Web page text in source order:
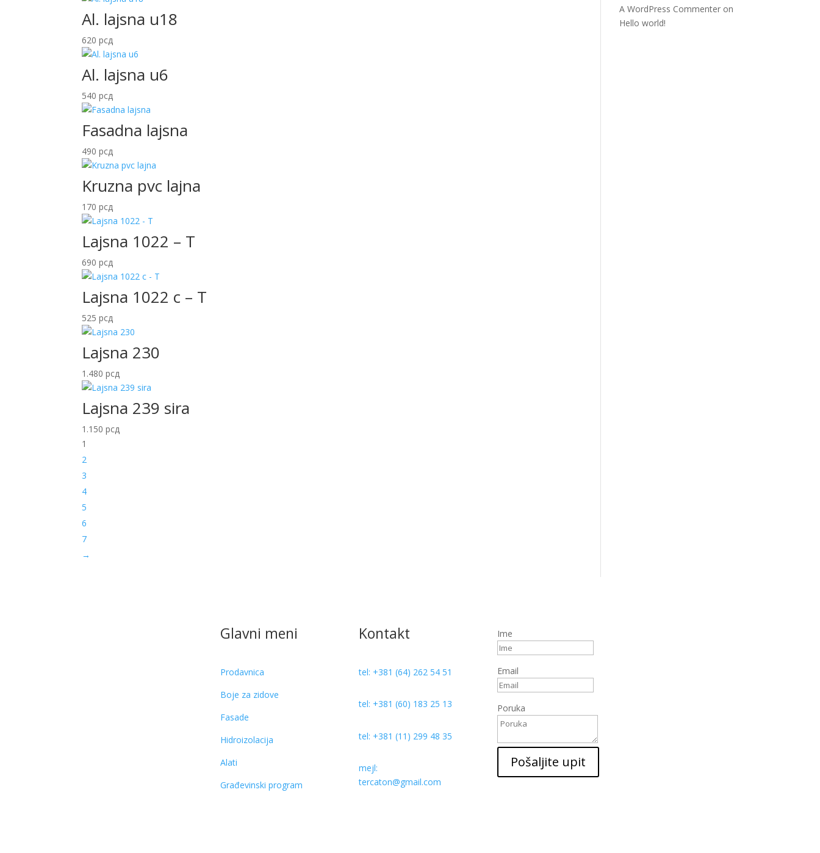
Al. lajsna u18
620рсд
Al. lajsna u6
540рсд
Fasadna lajsna
490рсд
Kruzna pvc lajna
170рсд
Lajsna 1022 – T
690рсд
Lajsna 1022 c – T
525рсд
Lajsna 230
1.480рсд
Lajsna 239 sira
1.150рсд
1
2
3
4
5
6
7
→
A WordPress Commenter on
Hello world!
Glavni meni
Prodavnica
Boje za zidove
Fasade
Hidroizolacija
Alati
Građevinski program
Kontakt
tel: +381 (64) 262 54 51
tel: +381 (60) 183 25 13
tel: +381 (11) 299 48 35
mejl:
tercaton@gmail.com
Ime
Email
Poruka
Pošaljite upit